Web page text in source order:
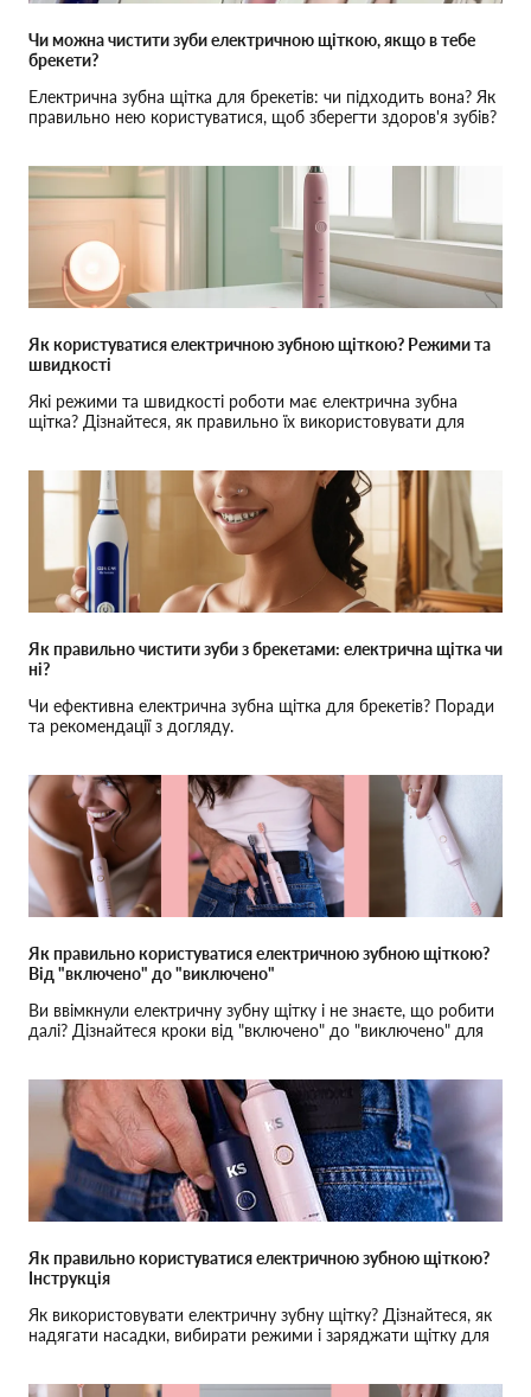
Чи можна чистити зуби електричною щіткою, якщо в тебе
брекети?
Електрична зубна щітка для брекетів: чи підходить вона? Як
правильно нею користуватися, щоб зберегти здоров'я зубів?
Як користуватися електричною зубною щіткою? Режими та
швидкості
Які режими та швидкості роботи має електрична зубна
щітка? Дізнайтеся, як правильно їх використовувати для
Як правильно чистити зуби з брекетами: електрична щітка чи
ні?
Чи ефективна електрична зубна щітка для брекетів? Поради
та рекомендації з догляду.
Як правильно користуватися електричною зубною щіткою?
Від "включено" до "виключено"
Ви ввімкнули електричну зубну щітку і не знаєте, що робити
далі? Дізнайтеся кроки від "включено" до "виключено" для
Як правильно користуватися електричною зубною щіткою?
Інструкція
Як використовувати електричну зубну щітку? Дізнайтеся, як
надягати насадки, вибирати режими і заряджати щітку для